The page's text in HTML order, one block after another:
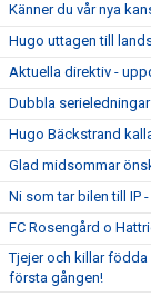
Känner du vår nya
Hugo uttagen till
Aktuella direktiv -
Dubbla
Hugo Bäckstrand
Glad midsommar
Ni som tar bilen till IP
FC Rosengård o
Tjejer och killar
första gången!